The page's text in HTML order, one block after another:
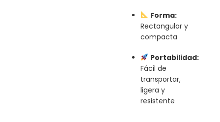
Forma:
Rectangular y
compacta
Portabilidad:
Fácil de
transportar,
ligera y
resistente